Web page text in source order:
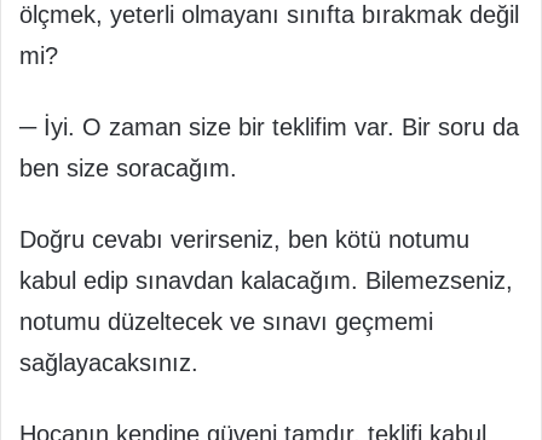
ölçmek, yeterli olmayanı sınıfta bırakmak değil
mi?
─ İyi. O zaman size bir teklifim var. Bir soru da
ben size soracağım.
Doğru cevabı verirseniz, ben kötü notumu
kabul edip sınavdan kalacağım. Bilemezseniz,
notumu düzeltecek ve sınavı geçmemi
sağlayacaksınız.
Hocanın kendine güveni tamdır, teklifi kabul